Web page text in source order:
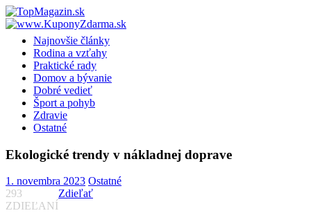
Skip
to
contentNajnovšie články
Rodina a vzťahy
Praktické rady
Domov a bývanie
Dobré vedieť
Šport a pohyb
Zdravie
Ostatné
Ekologické trendy v nákladnej doprave
1. novembra 2023 Ostatné
293
ZDIEĽANÍ
Zdieľať